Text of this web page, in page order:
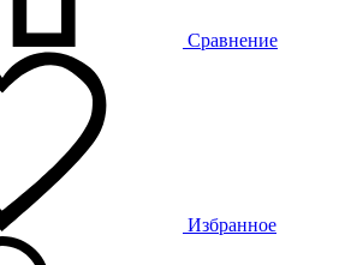
Сравнение
Избранное